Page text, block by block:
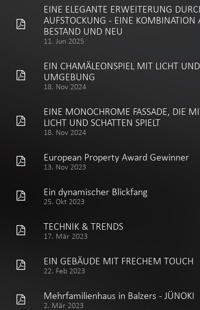
EINE ELEGANTE ERWEITERUNG
AUFSTOCKUNG - EINE KOMBINATION
BESTAND UND NEU
11. Jun 2025
EIN CHAMÄLEONSPIEL MIT LICHT UND
UMGEBUNG
18. Nov 2024
EINE MONOCHROME FASSADE, DIE
LICHT UND SCHATTEN SPIELT
18. Nov 2024
European Property Award Gewinner
13. Nov 2023
Ein dynamischer Blickfang
25. Okt 2023
TECHNIK & TRENDS
17. Mär 2023
EIN GEBÄUDE MIT FRECHEM TOUCH
22. Feb 2023
Mehrfamilienhaus in Balzers - JÜNOKI
2. Mär 2023